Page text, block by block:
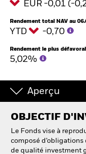
EUR -0,01 (-
Rendement total NAV au
YTD -0,70
Rendement le plus
5,02%
Aperçu
OBJECTIF
Le Fonds vise à
composé d’obligations
de qualité investment